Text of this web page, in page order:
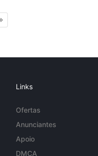
Links
Ofertas
Anunciantes
Apoio
DMCA